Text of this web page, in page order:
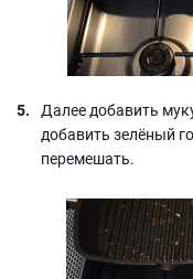
Далее добавить
добавить зелёный
перемешать.